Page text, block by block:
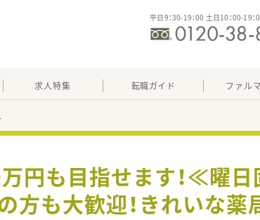
平日9：30-19：00 土日10：00-19：
求人特集 転職ガイド ファル
万円も目指せます！≪
方も大歓迎！きれいな薬